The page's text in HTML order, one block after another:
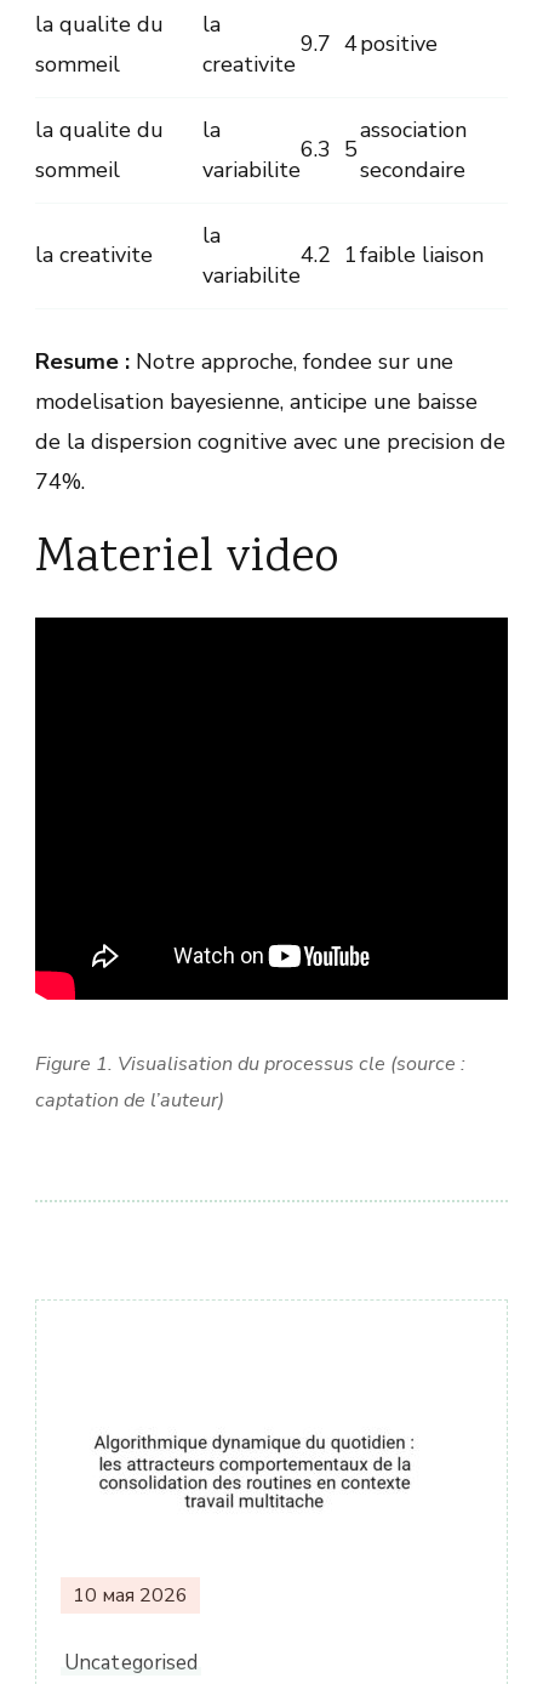
la qualite du
sommeil
la
creativite
9.7 4positive
la qualite du
sommeil
la
variabilite
6.3 5
association
secondaire
la creativite
la
variabilite
4.2 1faible liaison
Resume : Notre approche, fondee sur une
modelisation bayesienne, anticipe une baisse
de la dispersion cognitive avec une precision de
74%.
Materiel video
Figure 1. Visualisation du processus cle (source :
captation de l’auteur)
по
записям
10 мая 2026
Uncategorised